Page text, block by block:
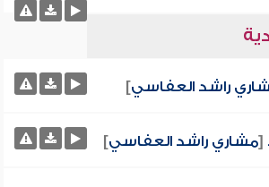
راشد العفاسي]
[مشاري راشد العفاسي]